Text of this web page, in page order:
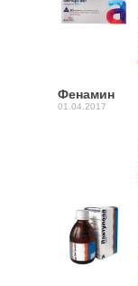
Фенамин
01.04.2017